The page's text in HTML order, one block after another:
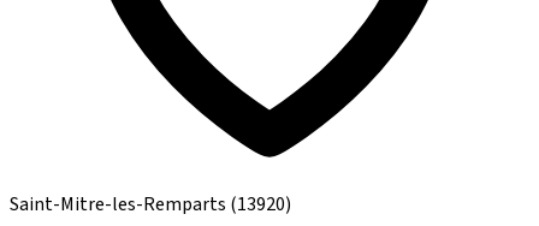
Saint-Mitre-les-Remparts (13920)